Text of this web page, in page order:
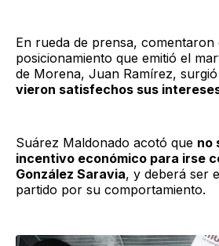
En rueda de prensa, comentaron
posicionamiento que emitió el
de Morena, Juan Ramírez,
vieron satisfechos sus
Suárez Maldonado acotó que no
incentivo económico para irse
González Saravia, y deberá ser
partido por su comportamiento.